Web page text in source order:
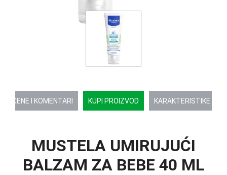
OCENE I KOMENTARI KUPI PROIZVOD KARAKTERISTIKE
MUSTELA UMIRUJUĆI
BALZAM ZA BEBE 40 ML